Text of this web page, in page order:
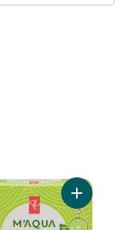
la Goyave au panier
Ajouter